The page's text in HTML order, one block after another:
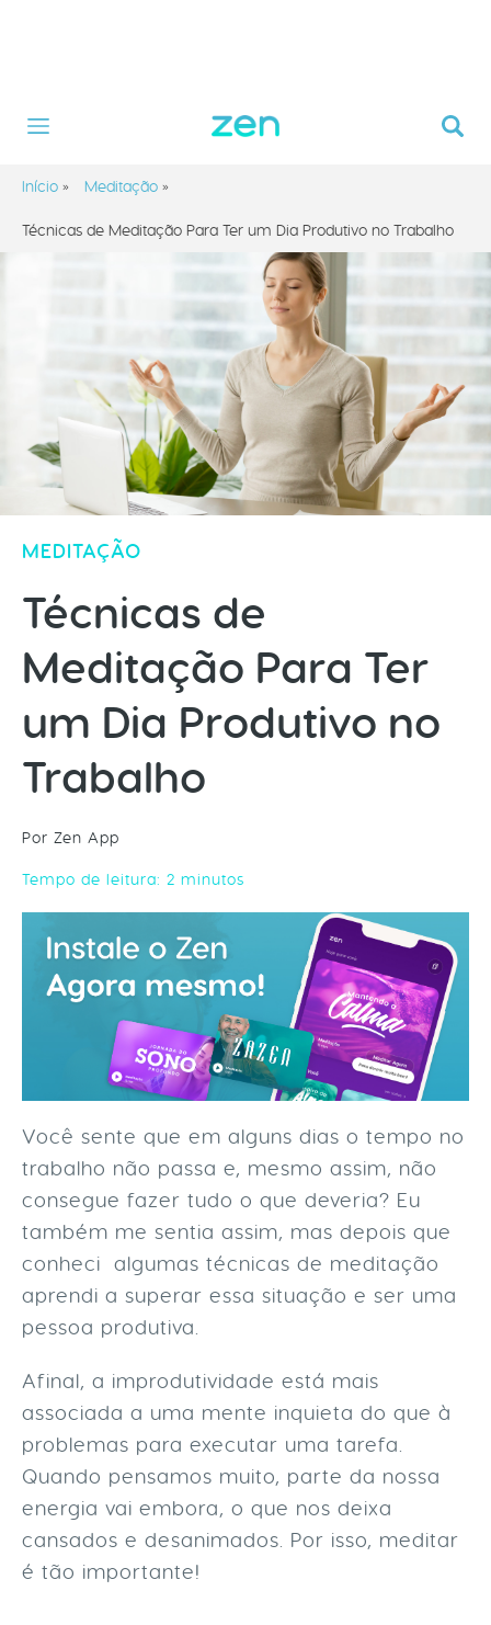
Início » Meditação »
Técnicas de Meditação Para Ter um Dia Produtivo no Trabalho
MEDITAÇÃO
Técnicas de
Meditação Para Ter
um Dia Produtivo no
Trabalho
Por Zen App
Tempo de leitura: 2 minutos
Você sente que em alguns dias o tempo no
trabalho não passa e, mesmo assim, não
consegue fazer tudo o que deveria? Eu
também me sentia assim, mas depois que
conheci algumas técnicas de meditação
aprendi a superar essa situação e ser uma
pessoa produtiva.
Afinal, a improdutividade está mais
associada a uma mente inquieta do que à
problemas para executar uma tarefa.
Quando pensamos muito, parte da nossa
energia vai embora, o que nos deixa
cansados e desanimados. Por isso, meditar
é tão importante!